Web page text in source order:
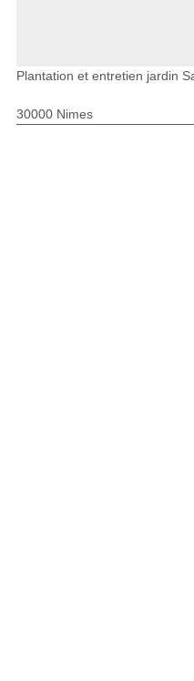
Plantation et entretien jardin
30000 Nimes